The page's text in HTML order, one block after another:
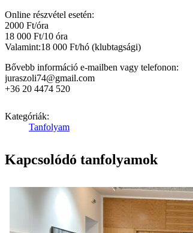
Online részvétel esetén:
2000 Ft/óra
18 000 Ft/10 óra
Valamint:18 000 Ft/hó (klubtagsági)
Bővebb információ e-mailben vagy telefonon:
juraszoli74@gmail.com
+36 20 4474 520
Kategóriák:
Tanfolyam
Kapcsolódó tanfolyamok